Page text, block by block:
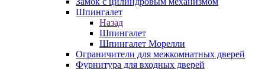
Шпингалет
Назад
Шпингалет
Шпингалет Морелли
Ограничители для межкомнатных дверей
Фурнитура для входных дверей